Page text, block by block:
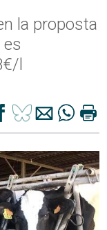
la proposta
l